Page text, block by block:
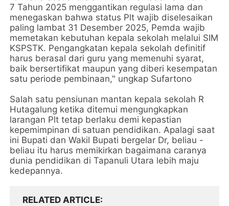
7 Tahun 2025 menggantikan regulasi lama dan
menegaskan bahwa status Plt wajib diselesaikan
paling lambat 31 Desember 2025, Pemda wajib
memetakan kebutuhan kepala sekolah melalui SIM
KSPSTK. Pengangkatan kepala sekolah definitif
harus berasal dari guru yang memenuhi syarat,
baik bersertifikat maupun yang diberi kesempatan
satu periode pembinaan," ungkap Sufartono
Salah satu pensiunan mantan kepala sekolah R
Hutagalung ketika ditemui mengungkapkan
larangan Plt tetap berlaku demi kepastian
kepemimpinan di satuan pendidikan. Apalagi saat
ini Bupati dan Wakil Bupati bergelar Dr, beliau -
beliau itu harus memikirkan bagaimana caranya
dunia pendidikan di Tapanuli Utara lebih maju
kedepannya.
RELATED ARTICLE